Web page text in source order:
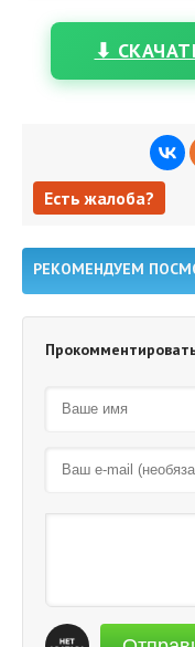
⬇
Есть жалоба?
РЕКОМЕНДУЕМ